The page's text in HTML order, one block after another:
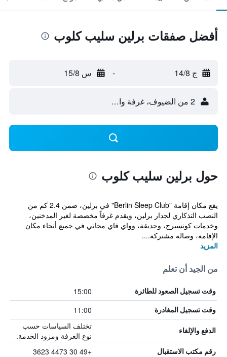
أفضل صفقات برلين سليب كلوب
ج 14/8 - س 15/8
2 من الضيوف، غرفة واحدة
حول برلين سليب كلوب
يقع مكان إقامة "Berlin Sleep Club" في برلين، ضمن 2.4 كم من
النصب التذكاري لجدار برلين، ويقدم غرفاً مخصصة لغير المدخنين،
وخدمات كونسيرج، وحديقة، وواي فاي مجاني في جميع أنحاء مكان
الإقامة، وصالة مشتركة....
المزيد
من الجيد أن تعلم
وقت تسجيل الصعود للطائرة 15:00
وقت تسجيل المغادرة 11:00
الدفع والإلغاء
تختلف السياسات حسب
نوع الغرفة ومزود الخدمة.
رقم مكتب الاستقبال +49 30 4473 3623